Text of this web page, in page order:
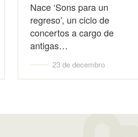
Nace ‘Sons para un
regreso’, un ciclo de
concertos a cargo de
antigas…
23 de decembro